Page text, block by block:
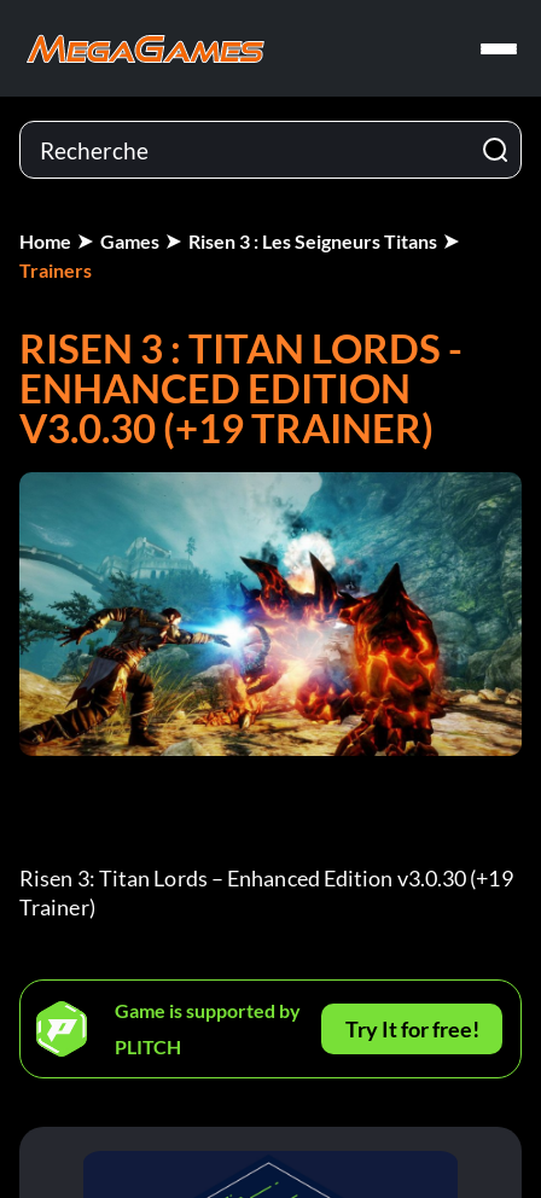
Home Games
Risen 3 : Les Seigneurs Titans
Trainers
RISEN 3 : TITAN LORDS -
ENHANCED EDITION
V3.0.30 (+19 TRAINER)
Risen 3: Titan Lords – Enhanced Edition v3.0.30 (+19
Trainer)
Game is supported by
PLITCH
Try It for free!